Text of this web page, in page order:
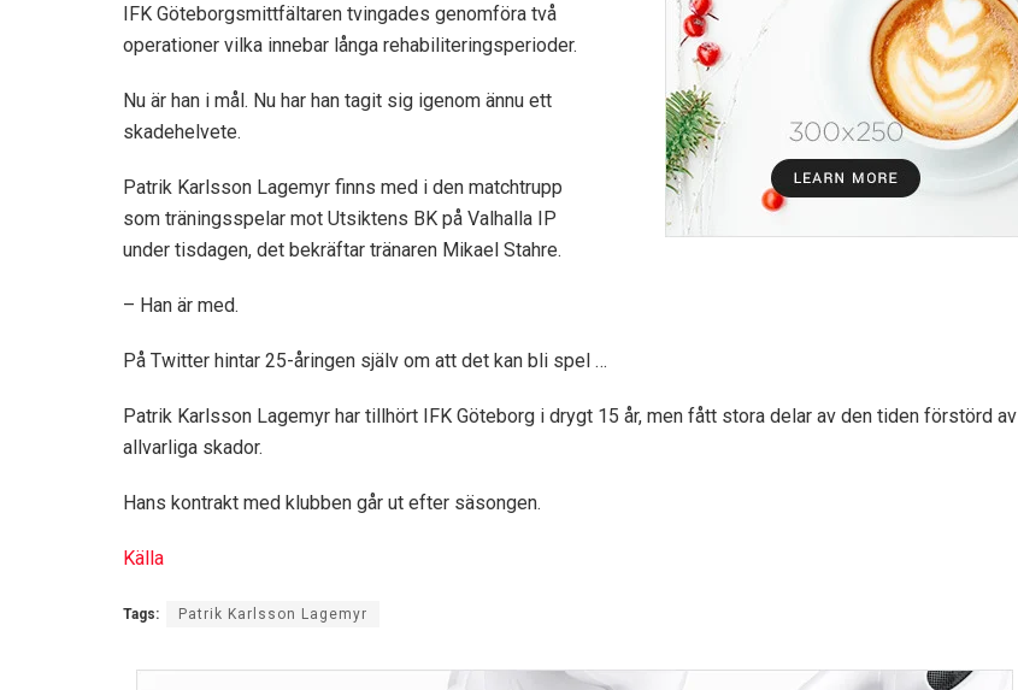
IFK Göteborgsmittfältaren tvingades genomföra två
operationer vilka innebar långa rehabiliteringsperioder.
Nu är han i mål. Nu har han tagit sig igenom ännu ett
skadehelvete.
Patrik Karlsson Lagemyr finns med i den matchtrupp
som träningsspelar mot Utsiktens BK på Valhalla IP
under tisdagen, det bekräftar tränaren Mikael Stahre.
– Han är med.
På Twitter hintar 25-åringen själv om att det kan bli spel …
Patrik Karlsson Lagemyr har tillhört IFK Göteborg i drygt 15 år, men fått stora delar av den tiden förstörd av
allvarliga skador.
Hans kontrakt med klubben går ut efter säsongen.
Källa
Tags: Patrik Karlsson Lagemyr